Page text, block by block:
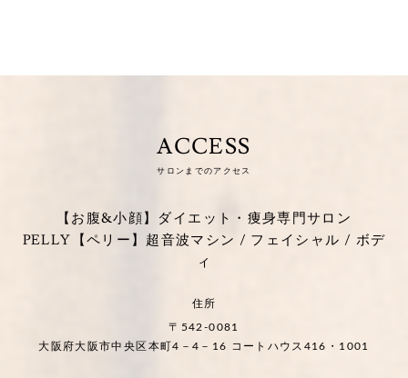
ACCESS
サロンまでのアクセス
【お腹&小顔】ダイエット・痩身専門サロン
PELLY【ペリー】超音波マシン / フェイシャル / ボデ
ィ
住所
〒542-0081
大阪府大阪市中央区本町4－4－16 コートハウス416・1001